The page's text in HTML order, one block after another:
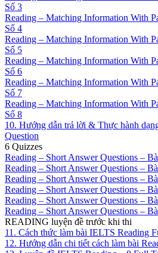
Số 3
Reading – Matching Information With
Số 4
Reading – Matching Information With
Số 5
Reading – Matching Information With
Số 6
Reading – Matching Information With
Số 7
Reading – Matching Information With
Số 8
10. Hướng dẫn trả lời & Thực hành
Question
6 Quizzes
Reading – Short Answer Questions –
Reading – Short Answer Questions –
Reading – Short Answer Questions –
Reading – Short Answer Questions –
Reading – Short Answer Questions –
Reading – Short Answer Questions –
READING luyện đề trước khi thi
11. Cách thức làm bài IELTS Reading
12. Hướng dẫn chi tiết cách làm bài